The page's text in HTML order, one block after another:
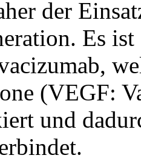
der
Es
(VEGF:
und